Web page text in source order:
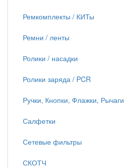
Ремкомплекты / КИТы
Ремни / ленты
Ролики / насадки
Ролики заряда / PCR
Ручки, Кнопки, Флажки, Рычаги
Салфетки
Сетевые фильтры
СКОТЧ